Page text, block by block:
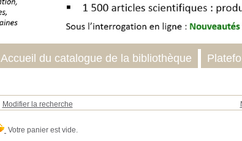
Modifier la recherche
Accueil du catalogue de la bibliothèque